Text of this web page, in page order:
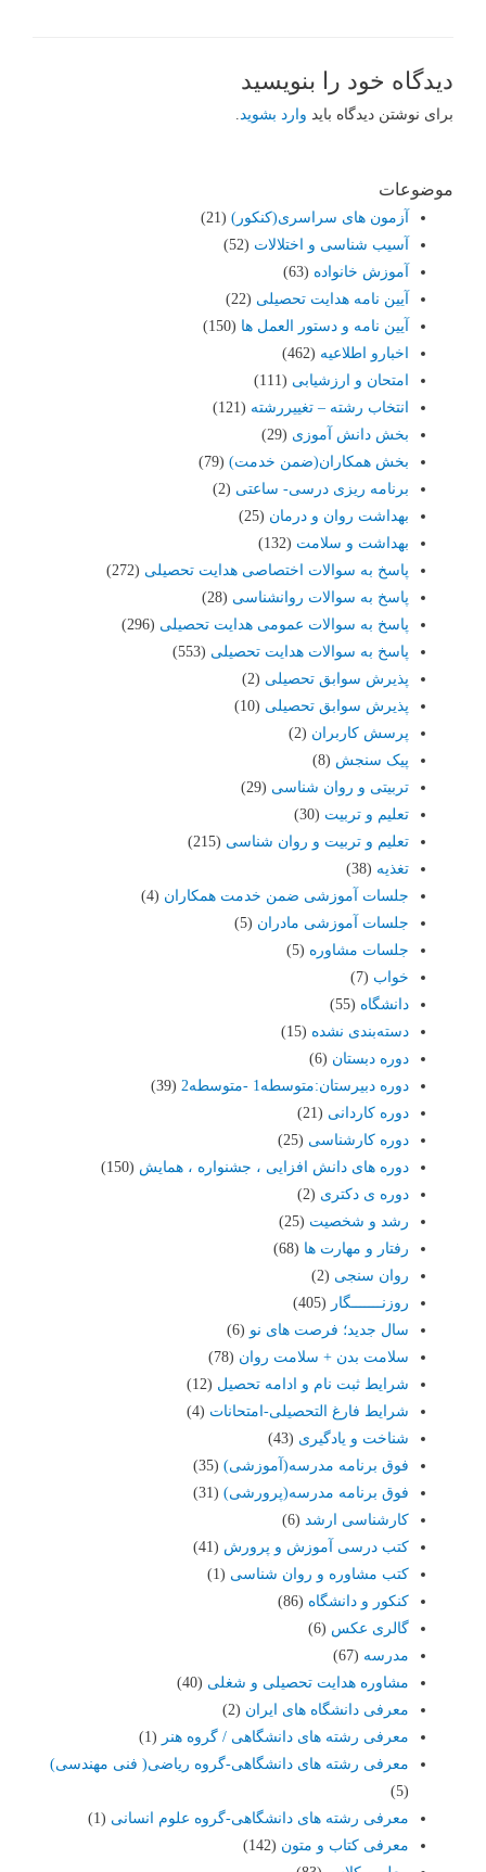
موضوعات
آزمون های سراسری(کنکور) (21)
آسیب شناسی و اختلالات (52)
آموزش خانواده (63)
آیین نامه هدایت تحصیلی (22)
آیین نامه و دستور العمل ها (150)
اخبارو اطلاعیه (462)
امتحان و ارزشیابی (111)
انتخاب رشته – تغییررشته (121)
بخش دانش آموزی (29)
بخش همکاران(ضمن خدمت) (79)
برنامه ریزی درسی- ساعتی (2)
بهداشت روان و درمان (25)
بهداشت و سلامت (132)
پاسخ به سوالات اختصاصی هدایت تحصیلی (272)
پاسخ به سوالات روانشناسی (28)
پاسخ به سوالات عمومی هدایت تحصیلی (296)
پاسخ به سوالات هدایت تحصیلی (553)
پذیرش سوابق تحصیلی (2)
پذیرش سوابق تحصیلی (10)
پرسش کاربران (2)
پیک سنجش (8)
تربیتی و روان شناسی (29)
تعلیم و تربیت (30)
تعلیم و تربیت و روان شناسی (215)
تغذیه (38)
جلسات آموزشی ضمن خدمت همکاران (4)
جلسات آموزشی مادران (5)
جلسات مشاوره (5)
خواب (7)
دانشگاه (55)
دسته‌بندی نشده (15)
دوره دبستان (6)
دوره دبیرستان:متوسطه1 -متوسطه2
(39)
دوره کاردانی (21)
دوره کارشناسی (25)
دوره های دانش افزایی ، جشنواره ، همایش (150)
دوره ی دکتری (2)
رشد و شخصیت (25)
رفتار و مهارت ها (68)
روان سنجی (2)
روزنـــــــگار (405)
سال جدید؛ فرصت های نو (6)
سلامت بدن + سلامت روان (78)
شرایط ثبت نام و ادامه تحصیل (12)
شرایط فارغ التحصیلی-امتحانات (4)
شناخت و یادگیری (43)
فوق برنامه مدرسه(آموزشی) (35)
فوق برنامه مدرسه(پرورشی) (31)
کارشناسی ارشد (6)
کتب درسی آموزش و پرورش (41)
کتب مشاوره و روان شناسی (1)
کنکور و دانشگاه (86)
گالری عکس (6)
مدرسه (67)
مشاوره هدایت تحصیلی و شغلی (40)
معرفی دانشگاه های ایران (2)
معرفی رشته های دانشگاهی / گروه هنر (1)
معرفی رشته های دانشگاهی-گروه ریاضی( فنی مهندسی)
(5)
معرفی رشته های دانشگاهی-گروه علوم انسانی (1)
معرفی کتاب و متون (142)
دیدگاه‌ خود را بنویسید
برای نوشتن دیدگاه باید وارد بشوید.